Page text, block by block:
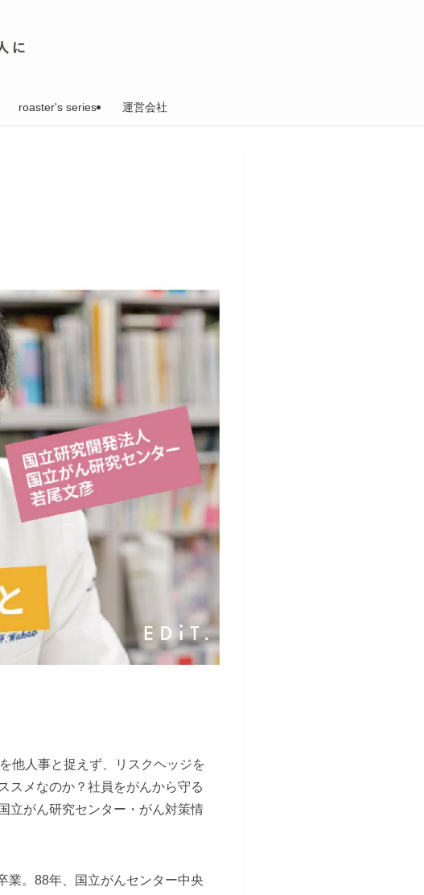
roaster's series 運営会社
他人事と捉えず、リスクヘッジを
スメなのか？社員をがんから守る
立がん研究センター・がん対策情
業。88年、国立がんセンター中央